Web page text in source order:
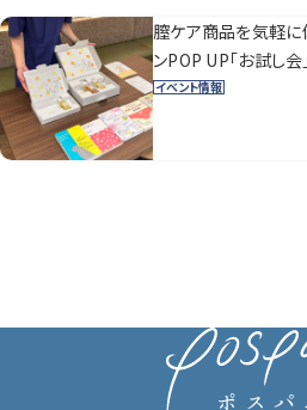
膣ケア商品を気軽に
ンPOP UP「お試し会
イベント情報